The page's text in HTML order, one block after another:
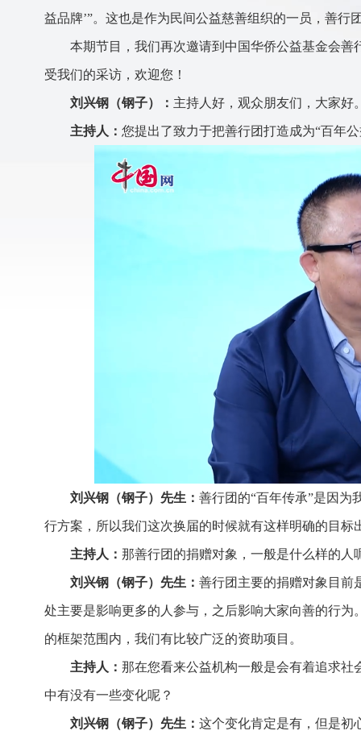
益品牌’”。这也是作为民间公益慈善组织的一员，善
本期节目，我们再次邀请到中国华侨公益基金会
受我们的采访，欢迎您！
刘兴钢（钢子）： 主持人好，观众朋友们，大家好
主持人： 您提出了致力于把善行团打造成为“百年
刘兴钢（钢子）先生： 善行团的“百年传承”是因为
行方案，所以我们这次换届的时候就有这样明确的目标
主持人： 那善行团的捐赠对象，一般是什么样的人
刘兴钢（钢子）先生： 善行团主要的捐赠对象目前
处主要是影响更多的人参与，之后影响大家向善的行
的框架范围内，我们有比较广泛的资助项目。
主持人： 那在您看来公益机构一般是会有着追求
中有没有一些变化呢？
刘兴钢（钢子）先生： 这个变化肯定是有，但是初